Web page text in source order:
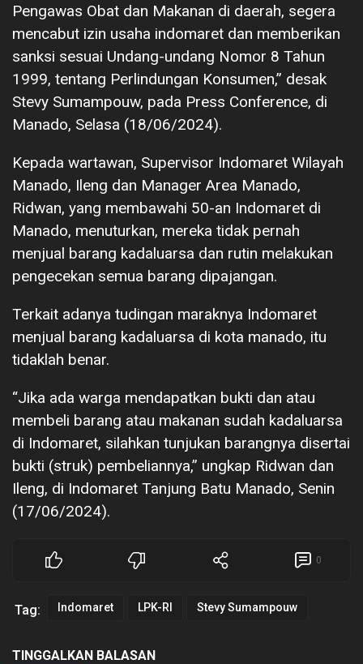
Pengawas Obat dan Makanan di daerah, segera
mencabut izin usaha indomaret dan memberikan
sanksi sesuai Undang-undang Nomor 8 Tahun
1999, tentang Perlindungan Konsumen,” desak
Stevy Sumampouw, pada Press Conference, di
Manado, Selasa (18/06/2024).
Kepada wartawan, Supervisor Indomaret Wilayah
Manado, Ileng dan Manager Area Manado,
Ridwan, yang membawahi 50-an Indomaret di
Manado, menuturkan, mereka tidak pernah
menjual barang kadaluarsa dan rutin melakukan
pengecekan semua barang dipajangan.
Terkait adanya tudingan maraknya Indomaret
menjual barang kadaluarsa di kota manado, itu
tidaklah benar.
“Jika ada warga mendapatkan bukti dan atau
membeli barang atau makanan sudah kadaluarsa
di Indomaret, silahkan tunjukan barangnya disertai
bukti (struk) pembeliannya,” ungkap Ridwan dan
Ileng, di Indomaret Tanjung Batu Manado, Senin
(17/06/2024).
0
Tag: Indomaret LPK-RI Stevy Sumampouw
TINGGALKAN BALASAN